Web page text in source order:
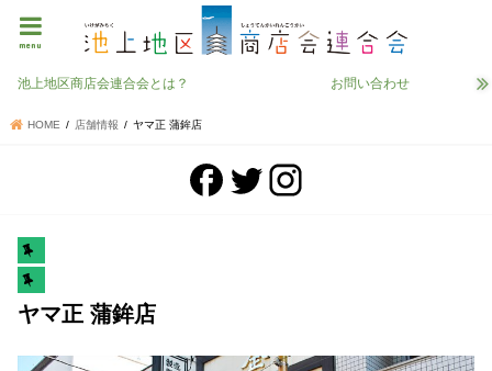
menu
池上地区商店会連合会とは？ お問い合わせ
HOME 店舗情報 ヤマ正 蒲鉾店
ヤマ正 蒲鉾店